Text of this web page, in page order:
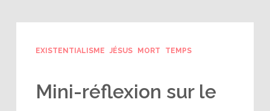
EXISTENTIALISME JÉSUS MORT TEMPS
Mini-réflexion sur le